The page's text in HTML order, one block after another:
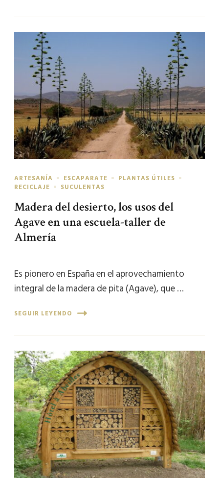
ARTESANÍA ESCAPARATE
PLANTAS ÚTILES
RECICLAJE
SUCULENTAS
Madera del desierto, los usos del
Agave en una escuela-taller de
Almería
Es pionero en España en el aprovechamiento
integral de la madera de pita (Agave), que …
SEGUIR LEYENDO